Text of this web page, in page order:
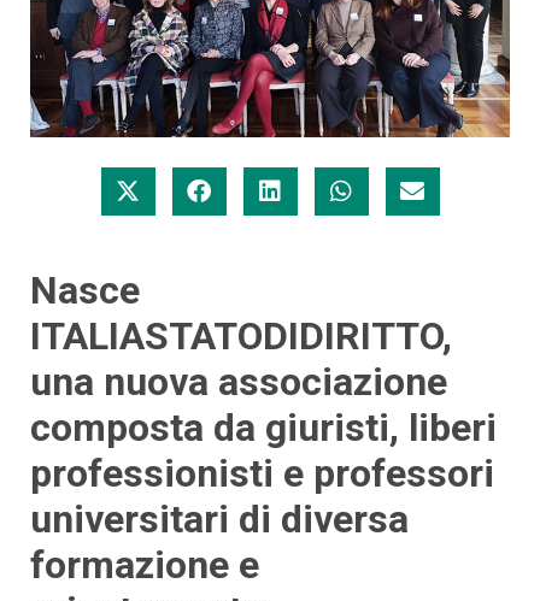
Nasce
ITALIASTATODIDIRITTO,
una nuova associazione
composta da giuristi, liberi
professionisti e professori
universitari di diversa
formazione e